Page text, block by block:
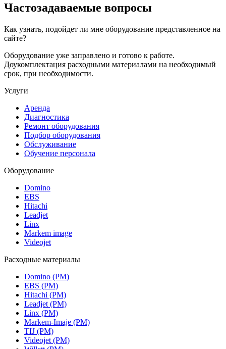
Частозадаваемые вопросы
Как узнать, подойдет ли мне оборудование представленное на
сайте?
Оборудование уже заправлено и готово к работе.
Доукомплектация расходными материалами на необходимый
срок, при необходимости.
Услуги
Аренда
Диагностика
Ремонт оборудования
Подбор оборудования
Обслуживание
Обучение персонала
Оборудование
Domino
EBS
Hitachi
Leadjet
Linx
Markem image
Videojet
Расходные материалы
Domino (РМ)
EBS (РМ)
Hitachi (РМ)
Leadjet (РМ)
Linx (РМ)
Markem-Imaje (РМ)
TIJ (РМ)
Videojet (РМ)